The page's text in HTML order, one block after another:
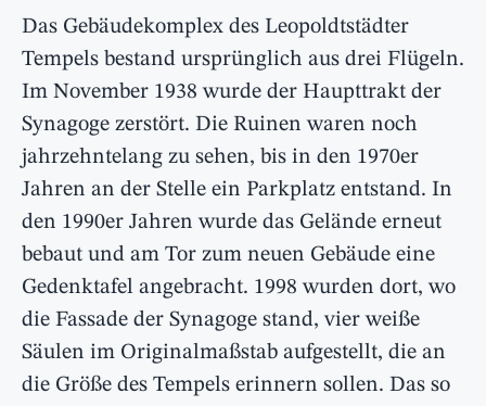
Das Gebäudekomplex des Leopoldtstädter
Tempels bestand ursprünglich aus drei Flügeln.
Im November 1938 wurde der Haupttrakt der
Synagoge zerstört. Die Ruinen waren noch
jahrzehntelang zu sehen, bis in den 1970er
Jahren an der Stelle ein Parkplatz entstand. In
den 1990er Jahren wurde das Gelände erneut
bebaut und am Tor zum neuen Gebäude eine
Gedenktafel angebracht. 1998 wurden dort, wo
die Fassade der Synagoge stand, vier weiße
Säulen im Originalmaßstab aufgestellt, die an
die Größe des Tempels erinnern sollen. Das so